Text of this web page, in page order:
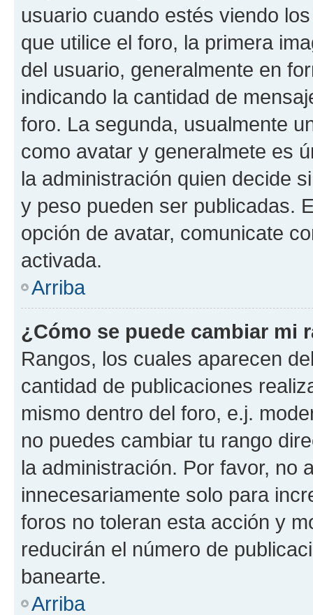
usuario cuando estés viendo
que utilice el foro, la primera
del usuario, generalmente en
indicando la cantidad de
foro. La segunda, usualmente
como avatar y generalmete es
la administración quien decide
y peso pueden ser publicadas.
opción de avatar, comunicate
activada.
Arriba
¿Cómo se puede cambiar mi
Rangos, los cuales aparecen
cantidad de publicaciones
mismo dentro del foro, e.j.
no puedes cambiar tu rango
la administración. Por favor, no
innecesariamente solo para
foros no toleran esta acción y
reducirán el número de
banearte.
Arriba